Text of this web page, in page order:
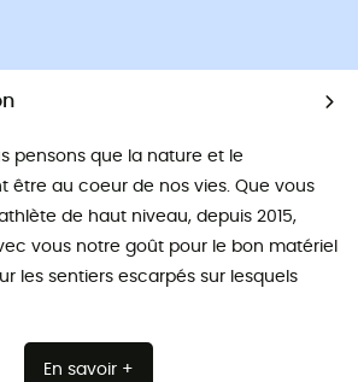
pensons que la nature et le
être au coeur de nos vies. Que vous
de haut niveau, depuis 2015,
vous notre goût pour le bon matériel
les sentiers escarpés sur lesquels
En savoir +